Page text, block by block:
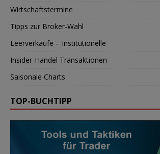
Wirtschaftstermine
Tipps zur Broker-Wahl
Leerverkäufe – Institutionelle
Insider-Handel Transaktionen
Saisonale Charts
TOP-BUCHTIPP